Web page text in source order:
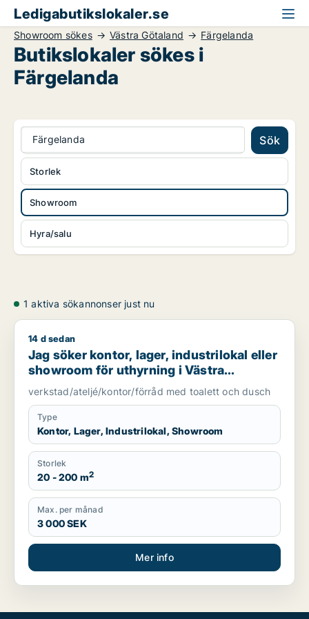
Ledigabutikslokaler.se
Showroom sökes Västra Götaland Färgelanda
Butikslokaler sökes i
Färgelanda
Färgelanda Sök
Showroom
Hyra/salu
Storlek
1 aktiva sökannonser just nu
Jag söker kontor, lager, industrilokal eller showroom för
14 d sedan
Jag söker kontor, lager, industrilokal eller
showroom för uthyrning i Västra
Götaland
verkstad/ateljé/kontor/förråd med toalett och dusch
Type
Kontor, Lager, Industrilokal, Showroom
Storlek
20 - 200 m2
Max. per månad
3 000 SEK
Mer info